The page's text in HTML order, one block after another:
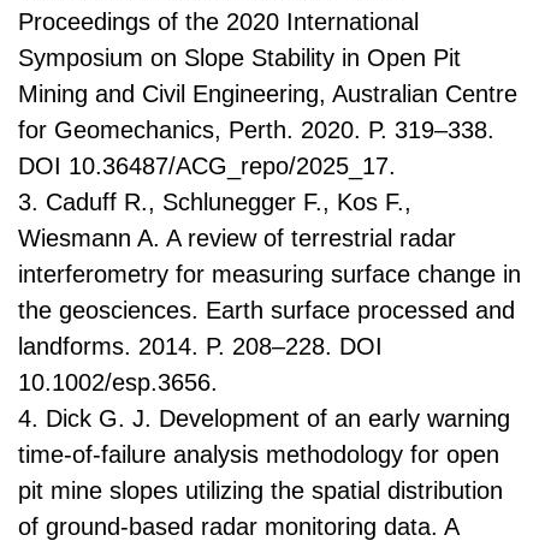
Proceedings of the 2020 International
Symposium on Slope Stability in Open Pit
Mining and Civil Engineering, Australian Centre
for Geomechanics, Perth. 2020. P. 319–338.
DOI 10.36487/ACG_repo/2025_17.
3. Caduff R., Schlunegger F., Kos F.,
Wiesmann A. A review of terrestrial radar
interferometry for measuring surface change in
the geosciences. Earth surface processed and
landforms. 2014. P. 208–228. DOI
10.1002/esp.3656.
4. Dick G. J. Development of an early warning
time-of-failure analysis methodology for open
pit mine slopes utilizing the spatial distribution
of ground-based radar monitoring data. A